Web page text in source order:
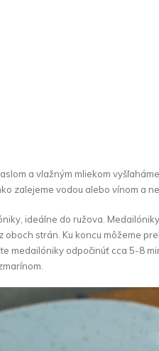
a vlažným mliekom
zalejeme vodou alebo vínom a
ideálne do ružova.
strán. Ku koncu môžeme
medailóniky odpočinúť cca 5-8